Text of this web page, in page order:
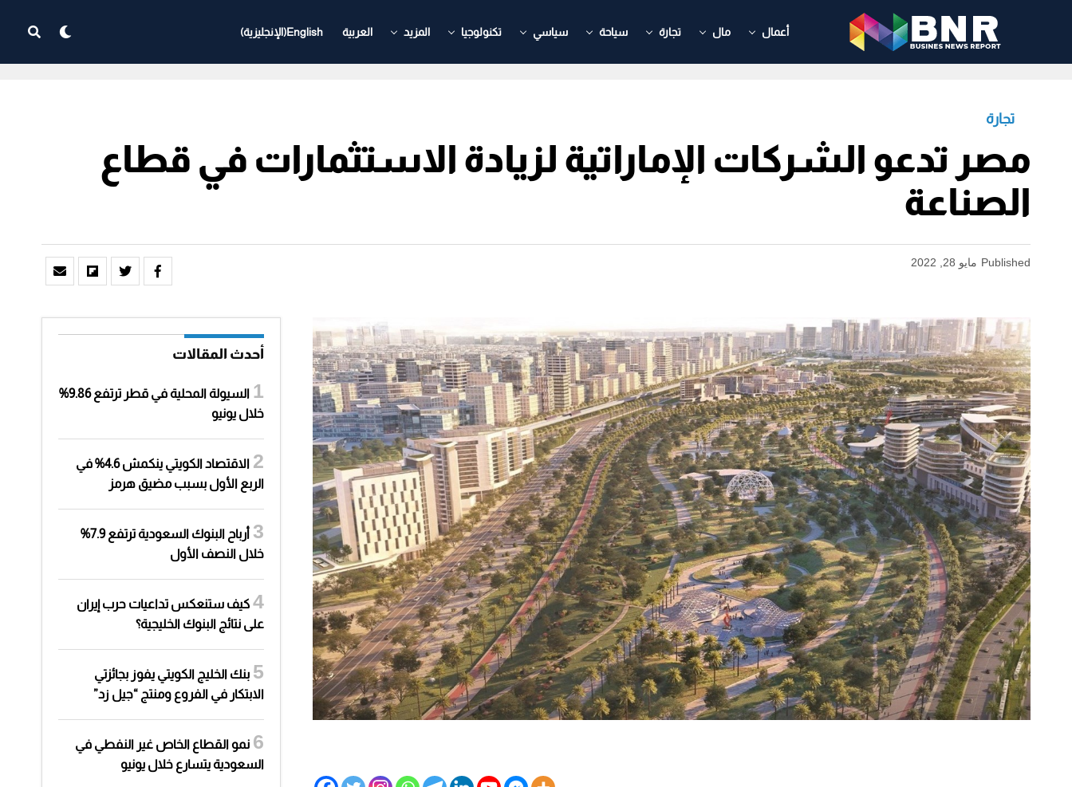
أعمال مال تجارة سياحة سياسي تكنولوجيا المزيد العربية English
(الإنجليزية)
تجارة
مصر تدعو الشركات الإماراتية لزيادة الاستثمارات في قطاع
الصناعة
Published مايو 28, 2022
أحدث المقالات
السيولة المحلية في قطر ترتفع 9.86%
خلال يونيو
الاقتصاد الكويتي ينكمش 4.6% في
الربع الأول بسبب مضيق هرمز
أرباح البنوك السعودية ترتفع 7.9%
خلال النصف الأول
كيف ستنعكس تداعيات حرب إيران
على نتائج البنوك الخليجية؟
بنك الخليج الكويتي يفوز بجائزتي
الابتكار في الفروع ومنتج “جيل زد”
نمو القطاع الخاص غير النفطي في
السعودية يتسارع خلال يونيو